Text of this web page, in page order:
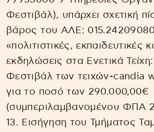
Φεστιβάλ), υπάρχει σχετική
βάρος του ΑΛΕ:
«πολιτιστικές, εκπαιδευτικές
εκδηλώσεις στα Ενετικά
Φεστιβάλ των τειχών-candia
για το ποσό των 290.000,00€
(συμπεριλαμβανομένου ΦΠΑ
13. Εισήγηση του Τμήματος